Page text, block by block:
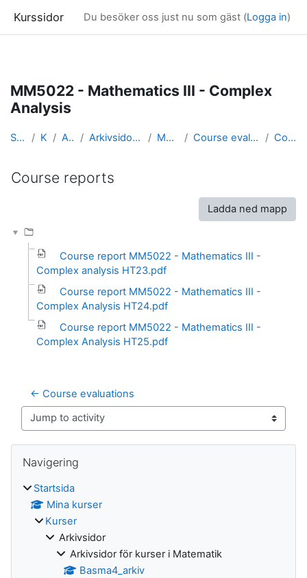
Kurssidor Du besöker oss just nu som gäst (Logga in)
MM5022 - Mathematics III - Complex
Analysis
Startsida Kurser Arkivsidor Arkivsidor för kurser i Matematik MM5022_arkiv Course evaluations and course reports Course reports
Course reports
Ladda ned mapp
Course report MM5022 - Mathematics III -
Complex analysis HT23.pdf
Course report MM5022 - Mathematics III -
Complex Analysis HT24.pdf
Course report MM5022 - Mathematics III -
Complex Analysis HT25.pdf
← Course evaluations
Jump to activity
Block
Navigering
Startsida
Mina kurser
Kurser
Arkivsidor
Arkivsidor för kurser i Matematik
Basma4_arkiv